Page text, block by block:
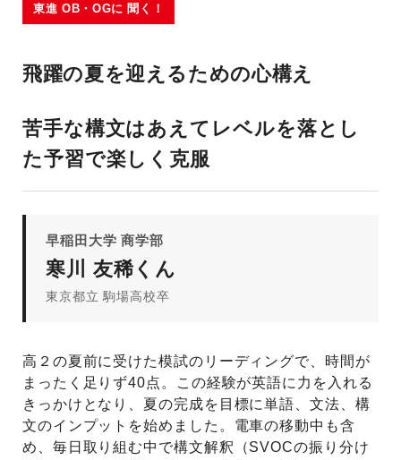
東進 OB・OGに 聞く！
飛躍の夏を迎えるための心構え
苦手な構文はあえてレベルを落とし
た予習で楽しく克服
早稲田大学 商学部
寒川 友稀くん
東京都立 駒場高校卒
高２の夏前に受けた模試のリーディングで、時間が
まったく足りず40点。この経験が英語に力を入れる
きっかけとなり、夏の完成を目標に単語、文法、構
文のインプットを始めました。電車の移動中も含
め、毎日取り組む中で構文解釈（SVOCの振り分け